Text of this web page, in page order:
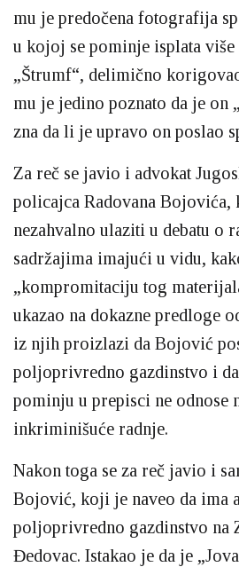
mu je predočena fotografija
u kojoj se pominje isplata
„Štrumf“, delimično
mu je jedino poznato da je on
zna da li je upravo on poslao
Za reč se javio i advokat
policajca Radovana Bojovića,
nezahvalno ulaziti u debatu o
sadržajima imajući u vidu,
„kompromitaciju tog
ukazao na dokazne predloge
iz njih proizlazi da Bojović
poljoprivredno gazdinstvo i
pominju u prepisci ne odnose
inkriminišuće radnje.
Nakon toga se za reč javio i
Bojović, koji je naveo da ima
poljoprivredno gazdinstvo na
Đedovac. Istakao je da je